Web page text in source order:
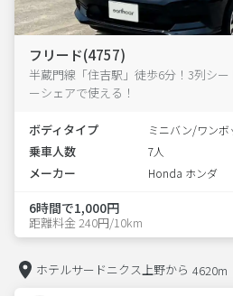
フリード(4757)
半蔵門線「住吉駅」徒歩6分！3列シ
ーシェアで使える！
ボディタイプ ミニバン/ワンボ
乗車人数 7人
メーカー Honda ホンダ
6時間で1,000円
距離料金 240円/10km
ホテルサードニクス上野から 4620m